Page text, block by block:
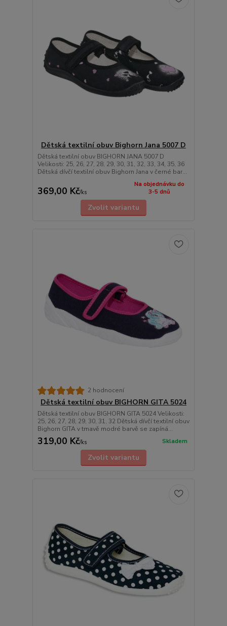
Dětská textilní obuv Bighorn Jana 5007 D
Dětská textilní obuv BIGHORN JANA 5007 D
Velikosti: 25, 26, 27, 28, 29, 30, 31, 32, 33, 34, 35, 36
Dětská dívčí textilní obuv Bighorn Jana v černé bar...
369,00 Kč/ks
Na objednávku do
3-5 dnů
Zvolit variantu
2 hodnocení
Dětská textilní obuv BIGHORN GITA 5024
Dětská textilní obuv BIGHORN GITA 5024 Velikosti:
25, 26, 27, 28, 29, 30, 31, 32 Dětská dívčí textilní obuv
Bighorn GITA v tmavě modré barvě se zapíná...
319,00 Kč/ks Skladem
Zvolit variantu